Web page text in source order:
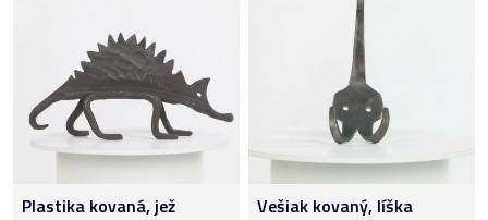
Plastika kovaná, jež Vešiak kovaný, líška